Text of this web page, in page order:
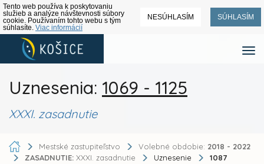
Tento web používa k poskytovaniu
služieb a analýze návštevnosti súbory
cookie. Používaním tohto webu s tým
súhlasíte. Viac informácií
NESÚHLASÍM SÚHLASÍM
Uznesenia: 1069 - 1125
XXXI. zasadnutie
Mestské zastupiteľstvo Volebné obdobie: 2018 - 2022
ZASADNUTIE: XXXI. zasadnutie Uznesenie 1087